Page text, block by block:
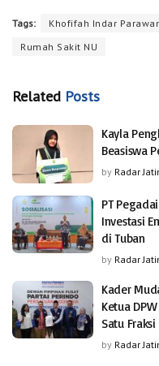
Tags: Khofifah Indar
Rumah Sakit NU
Related Posts
Kayla
Beasiswa
by Radar
PT
Investasi
di Tuban
by Radar
Kader
Ketua
Satu
by Radar